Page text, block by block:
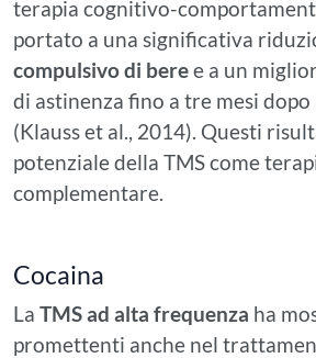
terapia cognitivo-
portato a una significativa
compulsivo di beree a un
di astinenza fino a tre mesi
(Klauss et al., 2014). Questi
potenziale della TMS come
complementare.
Cocaina
La TMS ad alta frequenza ha
promettenti anche nel